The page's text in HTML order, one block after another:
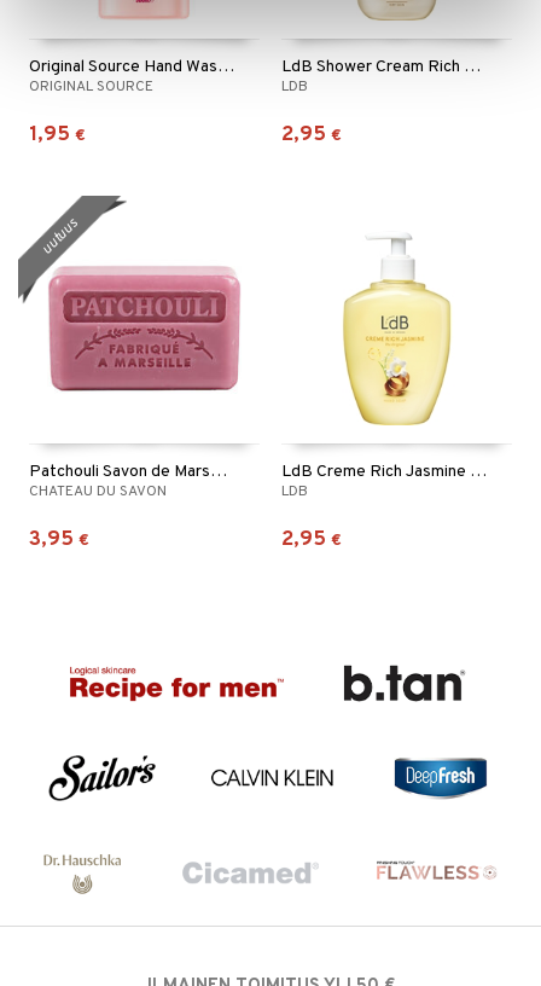
Original Source Hand Wash Vanilla & Raspberry
ORIGINAL SOURCE
1,95 €
LdB Shower Cream Rich Jasmine - Dry Skin
LDB
2,95 €
Patchouli Savon de Marseille
CHATEAU DU SAVON
3,95 €
uutuus
LdB Creme Rich Jasmine Hand Soap
LDB
2,95 €